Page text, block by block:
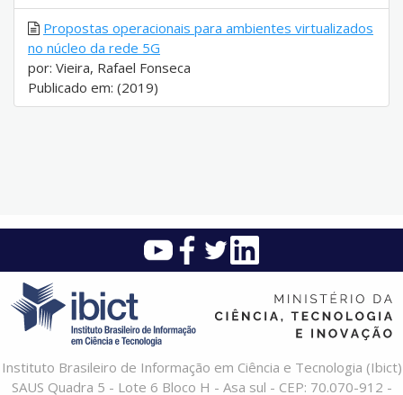
Propostas operacionais para ambientes virtualizados
no núcleo da rede 5G
por: Vieira, Rafael Fonseca
Publicado em: (2019)
Instituto Brasileiro de Informação em Ciência e Tecnologia (Ibict)
SAUS Quadra 5 - Lote 6 Bloco H - Asa sul - CEP: 70.070-912 -